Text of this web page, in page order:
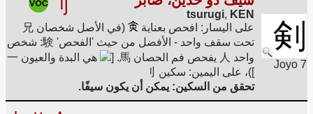
剣
Joyo 7
tsurugi, KEN
刂
على اليسار: افحص بعناية
(في الأصل شخصان 兄
تحت سقف واحد - الأفضل من حيث 'الفحص' 験: شخص
واحد 人 يفحص فم الحصان 馬. [
هي البدة والعيون 一
])، على اليمين: سكين 刂
تحقق من السكين: يمكن أن يكون سيفًا.